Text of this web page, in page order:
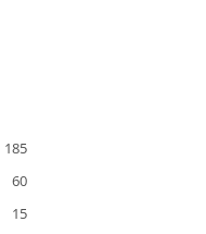
185
60
15